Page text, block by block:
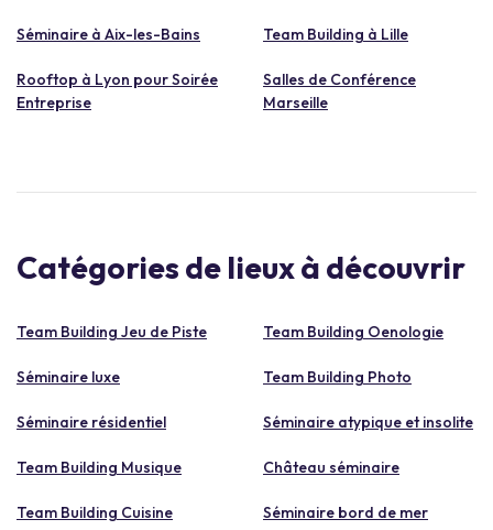
Séminaire à Aix-les-Bains Team Building à Lille
Rooftop à Lyon pour Soirée
Entreprise
Salles de Conférence
Marseille
Catégories de lieux à découvrir
Team Building Jeu de Piste Team Building Oenologie
Séminaire luxe Team Building Photo
Séminaire résidentiel Séminaire atypique et insolite
Team Building Musique Château séminaire
Team Building Cuisine Séminaire bord de mer